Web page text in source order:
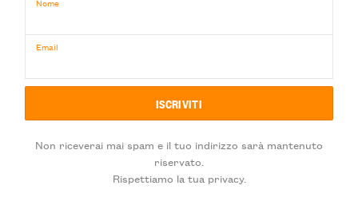
Email
Non riceverai mai spam e il tuo indirizzo sarà mantenuto
riservato.
Rispettiamo la tua privacy.